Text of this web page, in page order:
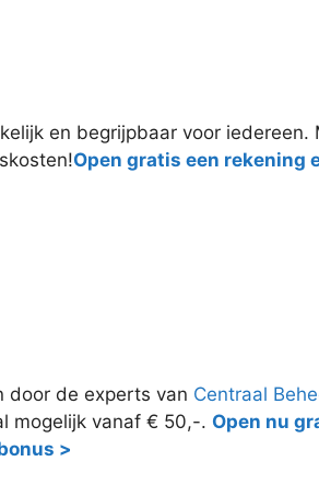
en begrijpbaar voor iedereen.
Open gratis een rekening
door de experts van Centraal
mogelijk vanaf € 50,-. Open nu
>